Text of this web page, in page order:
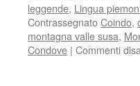
leggende, Lingua
ContrassegnatoCoindo,
montagna valle susa,
Condove | Commenti